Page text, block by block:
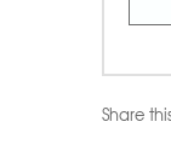
Share